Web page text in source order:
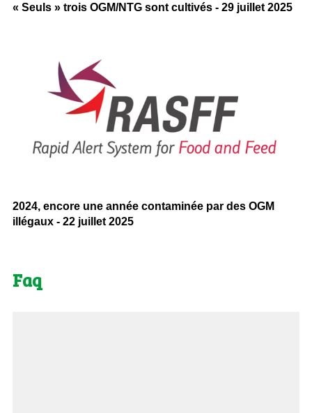
« Seuls » trois OGM/NTG sont cultivés - 29 juillet 2025
2024, encore une année contaminée par des OGM
illégaux - 22 juillet 2025
Faq